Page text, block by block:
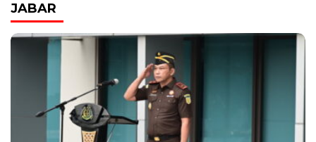
JABAR